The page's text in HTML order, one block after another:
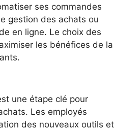
ses commandes
gestion des achats ou
en ligne. Le choix des
les bénéfices de la
une étape clé pour
Les employés
des nouveaux outils et